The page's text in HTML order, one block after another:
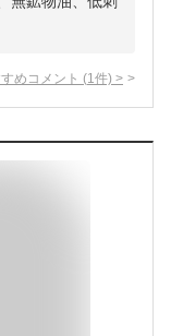
めコメント (1 件) >